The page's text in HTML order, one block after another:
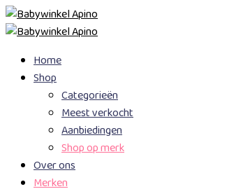
Skip Home
Shop
Categorieën
Meest verkocht
Aanbiedingen
Shop op merk
Over ons
Merken